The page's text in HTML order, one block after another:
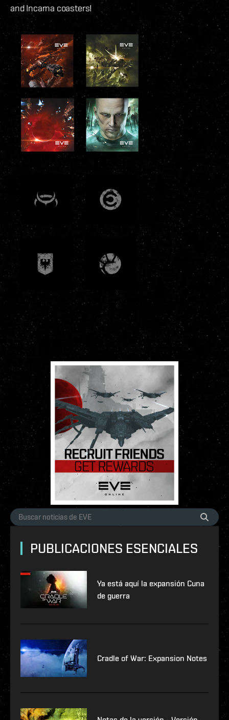
and Incarna coasters!
PUBLICACIONES ESENCIALES
Ya está aquí la expansión Cuna
de guerra
Cradle of War: Expansion Notes